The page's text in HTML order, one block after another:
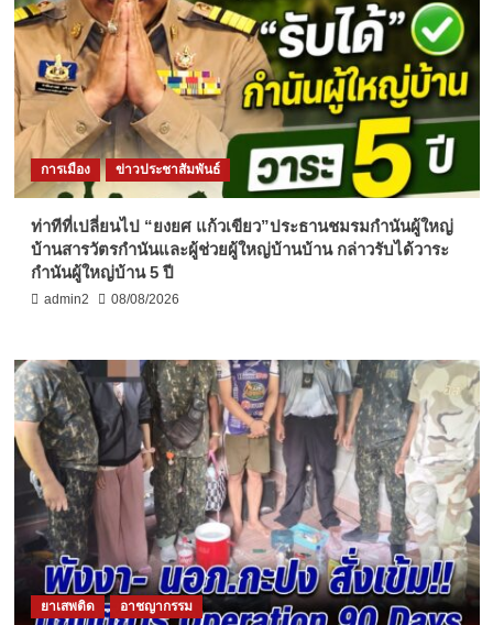
การเมือง ข่าวประชาสัมพันธ์
ท่าทีที่เปลี่ยนไป “ยงยศ แก้วเขียว”ประธานชมรมกำนันผู้ใหญ่
บ้านสารวัตรกำนันและผู้ช่วยผู้ใหญ่บ้านบ้าน กล่าวรับได้วาระ
กำนันผู้ใหญ่บ้าน 5 ปี
admin2 08/08/2026
ยาเสพติด อาชญากรรม